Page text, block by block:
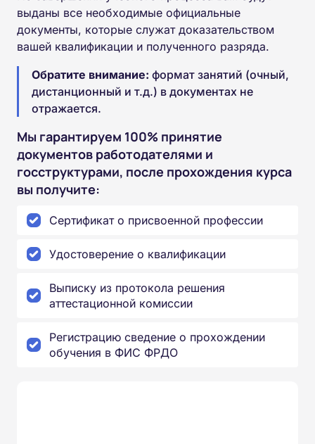
выданы все необходимые официальные
документы, которые служат доказательством
вашей квалификации и полученного разряда.
Обратите внимание: формат занятий (очный,
дистанционный и т.д.) в документах не
отражается.
Мы гарантируем 100% принятие
документов работодателями и
госструктурами, после прохождения курса
вы получите:
Сертификат о присвоенной профессии
Удостоверение о квалификации
Выписку из протокола решения
аттестационной комиссии
Регистрацию сведение о прохождении
обучения в ФИС ФРДО